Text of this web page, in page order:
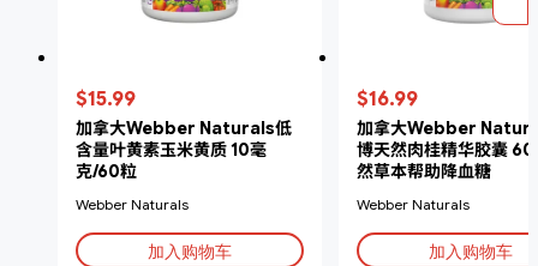
$15.99
加拿大Webber Naturals低
含量叶黄素玉米黄质 10毫
克/60粒
Webber Naturals
加入购物车
$16.99
加拿大Webber
博天然肉桂精华胶囊 60
然草本帮助降血糖
Webber Naturals
加入购物车